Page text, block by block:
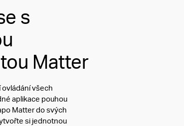
s
Matter
všech
aplikace pouhou
Matter do svých
si jednotnou